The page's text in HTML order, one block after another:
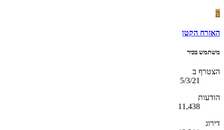
ה
האזרח הקטן
משתמש בכיר
הצטרף ב
5/3/21
הודעות
11,438
דירוג